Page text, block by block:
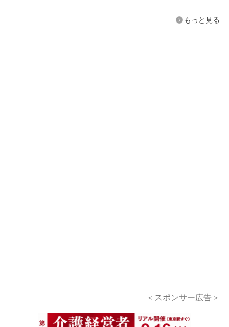
もっと見る
＜スポンサー広告＞